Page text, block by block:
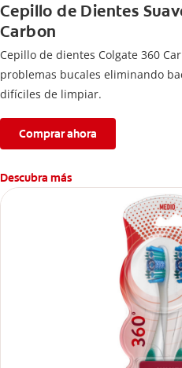
Cepillo de Dientes
Carbon
Cepillo de dientes Colgate 360
problemas bucales eliminando
difíciles de limpiar.
Comprar ahora
Descubra más